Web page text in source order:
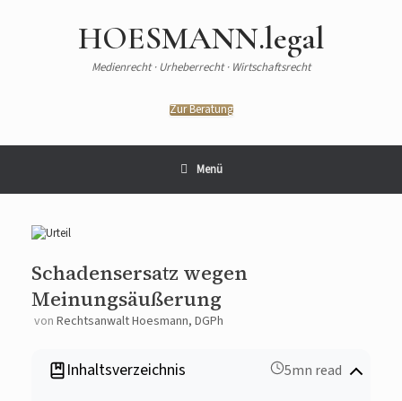
HOESMANN.legal
Medienrecht · Urheberrecht · Wirtschaftsrecht
Zur Beratung
Menü
Schadensersatz wegen
Meinungsäußerung
von Rechtsanwalt Hoesmann, DGPh
Inhaltsverzeichnis 5mn read